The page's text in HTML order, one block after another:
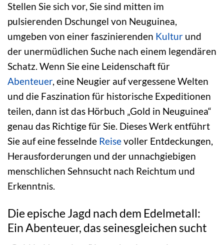
Stellen Sie sich vor, Sie sind mitten im
pulsierenden Dschungel von Neuguinea,
umgeben von einer faszinierenden Kultur und
der unermüdlichen Suche nach einem legendären
Schatz. Wenn Sie eine Leidenschaft für
Abenteuer, eine Neugier auf vergessene Welten
und die Faszination für historische Expeditionen
teilen, dann ist das Hörbuch „Gold in Neuguinea“
genau das Richtige für Sie. Dieses Werk entführt
Sie auf eine fesselnde Reisevoller Entdeckungen,
Herausforderungen und der unnachgiebigen
menschlichen Sehnsucht nach Reichtum und
Erkenntnis.
Die epische Jagd nach dem Edelmetall:
Ein Abenteuer, das seinesgleichen sucht